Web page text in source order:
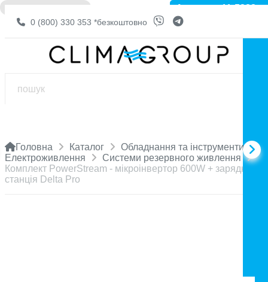
0 (800) 330 353 *безкоштовно
Головна Каталог
Обладнання та інструменти
Електроживлення
Системи резервного живлення
Комплект PowerStream - мікроінвертор 600W + зарядна
станція Delta Pro
Артикул: 11-5288
❌ НЕМА В НАЯВНОСТІ